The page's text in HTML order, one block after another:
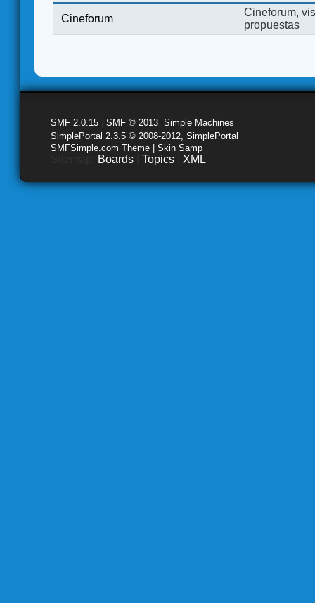
Cineforum
Cineforum,
propuestas
SMF 2.0.15 SMF © 2013 Simple Machines
SimplePortal 2.3.5 © 2008-2012, SimplePortal
SMFSimple.com Theme | Skin Samp
Boards Topics XML